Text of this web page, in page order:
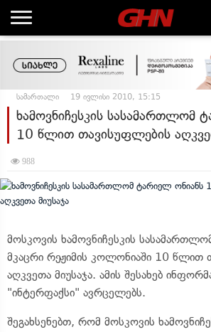
სამართალი 19 ივლისი 2010, 15:15
ხამოვნიჩესკის სასამართლომ
10 წლით თავისუფლების
988
მოსკოვის ხამოვნიჩესკის
მკაცრი რეჟიმის კოლონიაში 10 წლით
აღკვეთა მიუსაჯა. ამის შესახებ
"ინტერფაქსი" ავრცელებს.
შეგახსენებთ, რომ მოსკოვის